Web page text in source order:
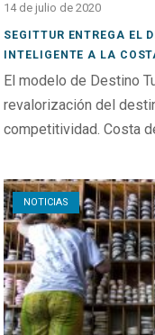
14 de julio de 2020
SEGITTUR ENTREGA EL
INTELIGENTE A LA
El modelo de Destino
revalorización del
competitividad. Costa
NOTICIAS
Open post